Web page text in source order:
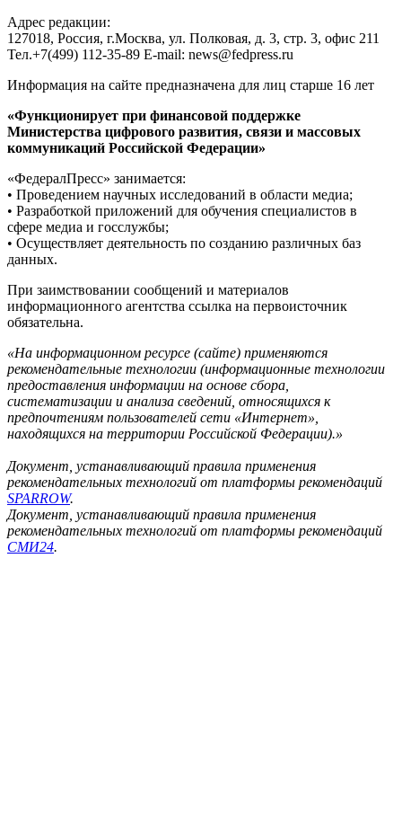
Адрес редакции:
127018, Россия, г.Москва, ул. Полковая, д. 3, стр. 3, офис 211
Тел.+7(499) 112-35-89 E-mail: news@fedpress.ru
Информация на сайте предназначена для лиц старше 16 лет
«Функционирует при финансовой поддержке
Министерства цифрового развития, связи и массовых
коммуникаций Российской Федерации»
«ФедералПресс» занимается:
• Проведением научных исследований в области медиа;
• Разработкой приложений для обучения специалистов в
сфере медиа и госслужбы;
• Осуществляет деятельность по созданию различных баз
данных.
При заимствовании сообщений и материалов
информационного агентства ссылка на первоисточник
обязательна.
«На информационном ресурсе (сайте) применяются
рекомендательные технологии (информационные технологии
предоставления информации на основе сбора,
систематизации и анализа сведений, относящихся к
предпочтениям пользователей сети «Интернет»,
находящихся на территории Российской Федерации).»
Документ, устанавливающий правила применения
рекомендательных технологий от платформы рекомендаций
SPARROW.
Документ, устанавливающий правила применения
рекомендательных технологий от платформы рекомендаций
СМИ24.